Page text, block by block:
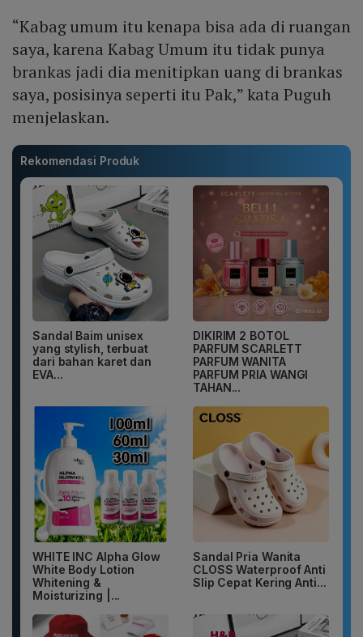
“Kabag umum itu kenapa bisa ada di ruangan
saya, karena Kabag Umum itu tidak punya
brankas jadi dia menitipkan uang di brankas
saya, posisinya seperti itu Pak,” kata Puguh
menjelaskan.
Rekomendasi Produk
Sandal Baim unisex
yang stylish, terbuat
dari bahan karet dan
EVA...
DIKIRIM 2 BOTOL
PARFUM SCARLETT
PARFUM WANITA
PARFUM PRIA WANGI
TAHAN...
WHITE INC Alpha Glow
White Body Lotion
Whitening &
Moisturizing |...
Sandal Pria Wanita
CLOSS Waterproof Anti
Slip Cepat Kering Anti...